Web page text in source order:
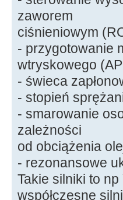
zaworem
ciśnieniowym
- przygotowanie
wtryskowego
- świeca
- stopień
- smarowanie
zależności
od obciążenia
- rezonansowe
Takie silniki to
współczesne